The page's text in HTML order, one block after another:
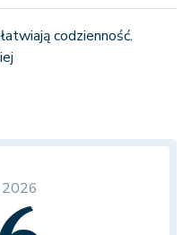
codzienność.
2026